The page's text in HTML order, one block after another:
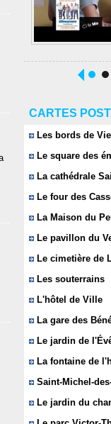
CARTES
Les bords de
Le square des
La cathédrale
Le four des
La Maison du
Le pavillon du
Le cimetière de
Les souterrains
L'hôtel de Ville
La gare des
Le jardin de
La fontaine de
Saint-Michel-
Le jardin du